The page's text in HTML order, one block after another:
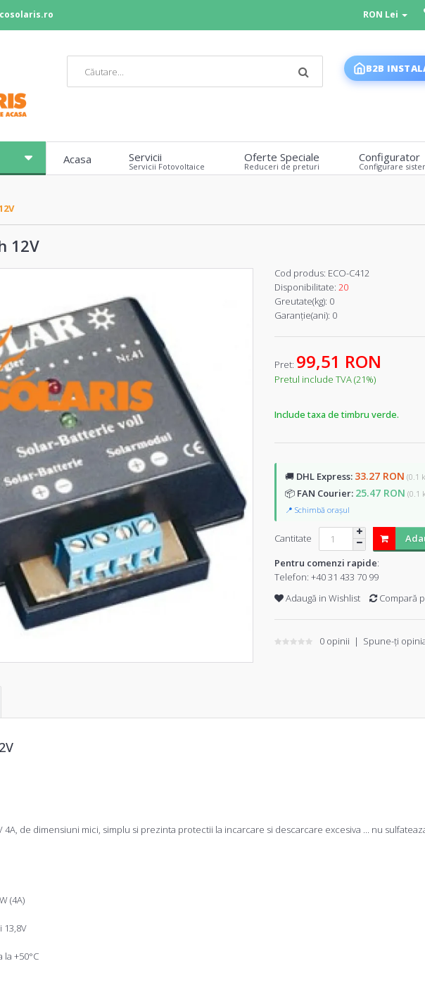
RON Lei
B2B
Acasa Servicii
Servicii Fotovoltaice
Oferte Speciale
Reduceri de preturi
Configurator
Configurare
12V
Cod produs: ECO-C412
Disponibilitate: 20
Greutate(kg): 0
Garanţie(ani): 0
Pret: 99,51 RON
Pretul include TVA (21%)
Include taxa de timbru verde.
🚚 DHL Express: 33.27 RON (0.1
📦 FAN Courier: 25.47 RON (0.1
📍 Schimbă orașul
Cantitate
Pentru comenzi rapide:
Telefon: +40 31 433 70 99
Adaugă in Wishlist
Compară
0 opinii | Spune-ţi
4A, de dimensiuni mici, simplu si prezinta protectii la incarcare si descarcare excesiva ... nu
(4A)
13,8V
+50°C